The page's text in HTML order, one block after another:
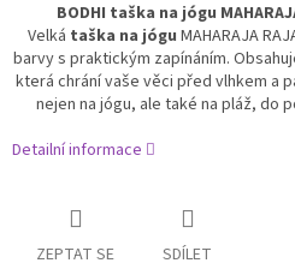
BODHI taška na jógu
Velká taška na jógu MAHARAJA
barvy s praktickým zapínáním.
která chrání vaše věci před vlhkem a
nejen na jógu, ale také na pláž, do
Detailní informace
ZEPTAT SE SDÍLET